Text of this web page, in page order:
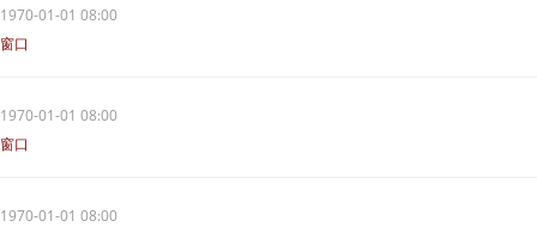
1970-01-01 08:00
窗口
1970-01-01 08:00
窗口
1970-01-01 08:00